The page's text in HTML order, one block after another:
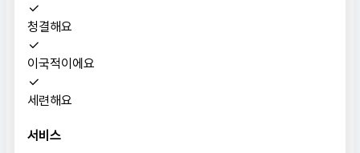
청결해요
이국적이에요
세련해요
서비스